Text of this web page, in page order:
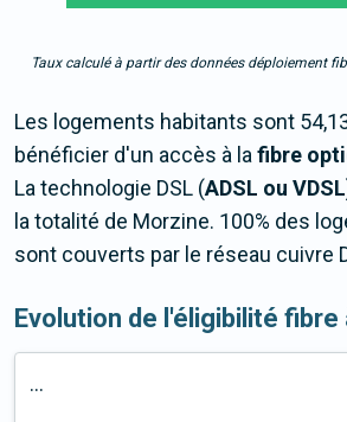
Taux calculé à partir des données déploiement
Les logements habitants sont
bénéficier d'un accès à lafibre
La technologie DSL (ADSL ou VDSL
la totalité de Morzine. 100% des
sont couverts par le réseau cuivre
Evolution de l'éligibilité fibre
...